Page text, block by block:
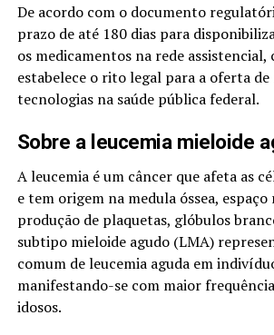
De acordo com o documento
prazo de até 180 dias para
os medicamentos na rede
estabelece o rito legal para a oferta de
tecnologias na saúde pública federal.
Sobre a leucemia mieloide
A leucemia é um câncer que afeta as
e tem origem na medula óssea,
produção de plaquetas, glóbulos
subtipo mieloide agudo (LMA)
comum de leucemia aguda em
manifestando-se com maior
idosos.